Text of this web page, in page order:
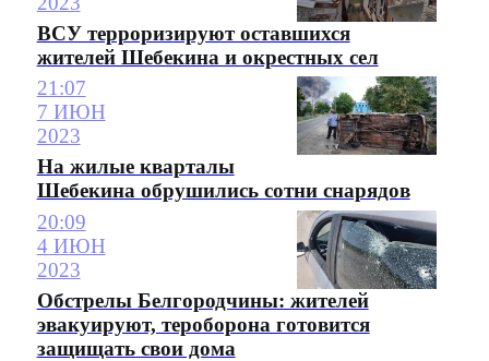
ВСУ терроризируют оставшихся
жителей Шебекина и окрестных сел
21:07
7 ИЮН
2023
На жилые кварталы
Шебекина обрушились сотни снарядов
20:09
4 ИЮН
2023
Обстрелы Белгородчины: жителей
эвакуируют, тероборона готовится
защищать свои дома